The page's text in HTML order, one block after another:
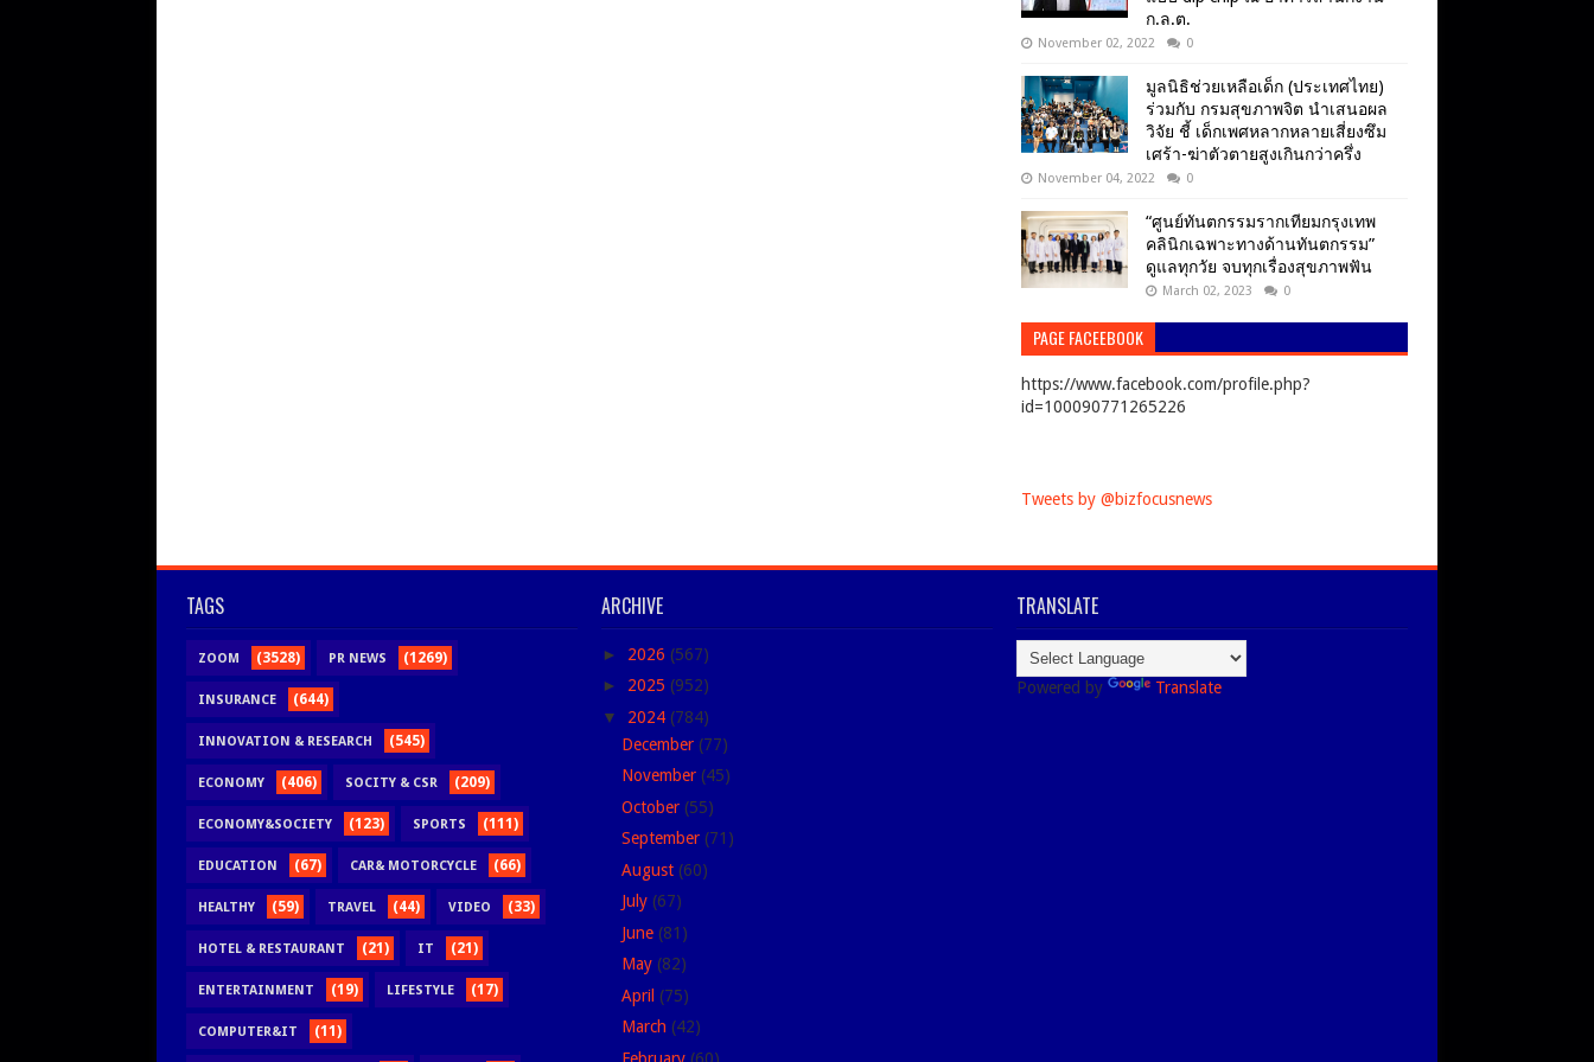
ก.ล.ต.
November 02, 2022 0
มูลนิธิช่วยเหลือเด็ก (ประเทศไทย)
ร่วมกับ กรมสุขภาพจิต นำเสนอผล
วิจัย ชี้ เด็กเพศหลากหลายเสี่ยงซึม
เศร้า-ฆ่าตัวตายสูงเกินกว่าครึ่ง
November 04, 2022 0
“ศูนย์ทันตกรรมรากเทียมกรุงเทพ
คลินิกเฉพาะทางด้านทันตกรรม”
ดูแลทุกวัย จบทุกเรื่องสุขภาพฟัน
March 02, 2023 0
PAGE FACEEBOOK
https://www.facebook.com/profile.php?
id=100090771265226
Tweets by @bizfocusnews
TAGS
ZOOM (3528) PR NEWS (1269)
INSURANCE (644)
INNOVATION & RESEARCH (545)
ECONOMY (406) SOCITY & CSR (209)
ECONOMY&SOCIETY (123) SPORTS (111)
EDUCATION (67) CAR& MOTORCYCLE (66)
HEALTHY (59) TRAVEL (44) VIDEO (33)
HOTEL & RESTAURANT (21) IT (21)
ENTERTAINMENT (19) LIFESTYLE (17)
COMPUTER&IT (11)
ARCHIVE
► 2026 (567)
► 2025 (952)
▼ 2024 (784)
December (77)
November (45)
October (55)
September (71)
August (60)
July (67)
June (81)
May (82)
April (75)
March (42)
February (60)
TRANSLATE
Powered by Translate